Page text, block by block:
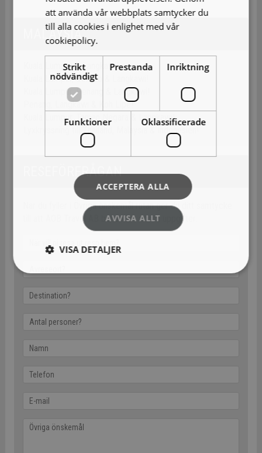
MALAYSIA
Kuala Lumpur & Langkawi!
Kuala Lumpur, Borneo & Langkawi!
Kuala Lumpur, Penang & Langkawi!
Penang, Langkawi & Koh Lipe!
Kuala Lumpur, Taman Negara & Langkawi!
RESEFÖRFRÅGAN
När du fyller i Övriga önskemål rutan ger du ditt samtycke
till att AOB Travel AB behandlar dessa uppgifter.
att använda vår webbplats samtycker du
till alla cookies i enlighet med vår
cookiepolicy.
Strikt
nödvändigt
Prestanda Inriktning
Funktioner Oklassificerade
ACCEPTERA ALLA
AVVISA ALLT
VISA DETALJER